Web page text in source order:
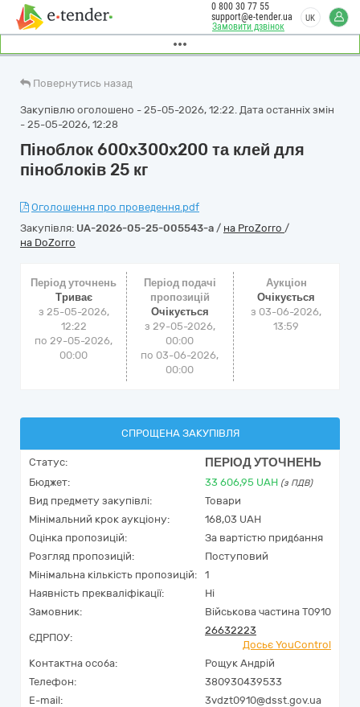
Замовити дзвінок
0 800 30 77 55
support@e-tender.ua
UK
Повернутись назад
Закупівлю оголошено - 25-05-2026, 12:22. Дата останніх змін
- 25-05-2026, 12:28
Піноблок 600х300х200 та клей для
піноблоків 25 кг
Оголошення про проведення.pdf
Закупівля: UA-2026-05-25-005543-a / на ProZorro /
на DoZorro
Період уточнень
Триває
з 25-05-2026,
12:22
по 29-05-2026,
00:00
Період подачі
пропозицій
Очікується
з 29-05-2026,
00:00
по 03-06-2026,
00:00
Аукціон
Очікується
з 03-06-2026,
13:59
СПРОЩЕНА ЗАКУПІВЛЯ
Статус: ПЕРІОД УТОЧНЕНЬ
Бюджет: 33 606,95 UAH (з ПДВ)
Вид предмету закупівлі:
Товари
Мінімальний крок аукціону:
168,03 UAH
Оцінка пропозицій:
За вартістю придбання
Розгляд пропозицій:
Поступовий
Мінімальна кількість пропозицій:
1
Наявність прекваліфікації:
Ні
Замовник:
Військова частина Т0910
ЄДРПОУ:
26632223
Досьє YouControl
Контактна особа:
Рощук Андрій
Телефон:
380930439533
E-mail:
3vdzt0910@dsst.gov.ua